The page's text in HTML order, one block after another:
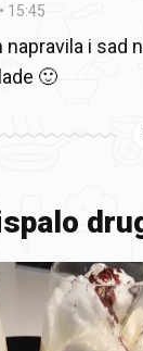
15:45
napravila i sad
🙂